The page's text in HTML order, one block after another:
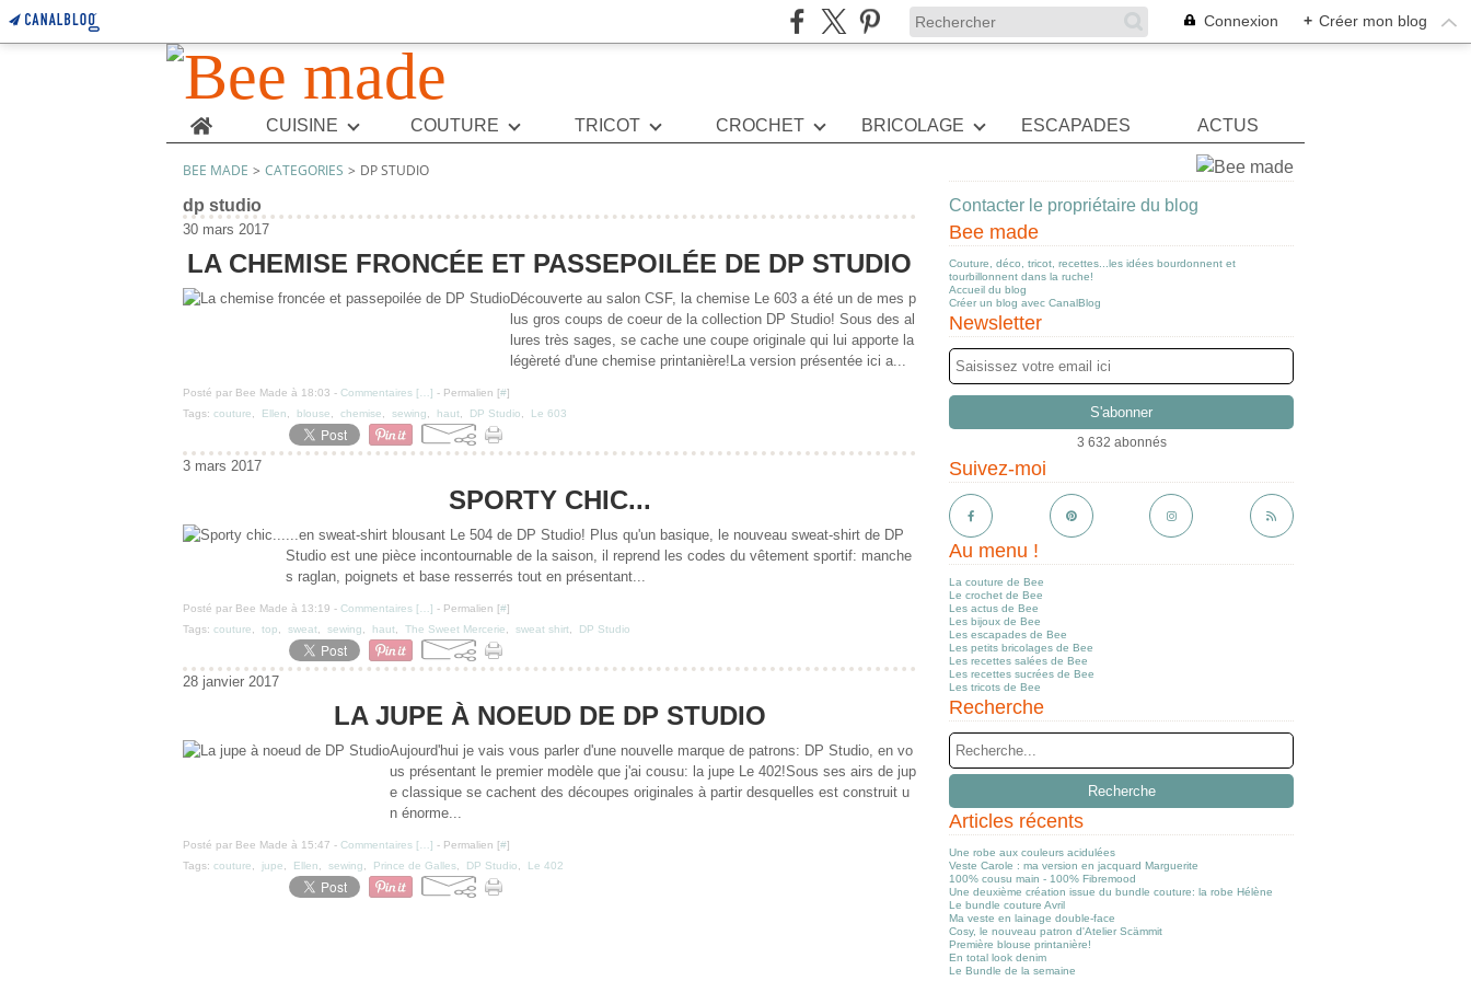
Connexion + Créer mon blog
Home CUISINE COUTURE TRICOT CROCHET BRICOLAGE ESCAPADES ACTUS
BEE MADE > CATEGORIES > DP STUDIO
dp studio
30 mars 2017
LA CHEMISE FRONCÉE ET PASSEPOILÉE DE DP STUDIO
Découverte au salon CSF, la chemise Le 603 a été un de mes p
lus gros coups de coeur de la collection DP Studio! Sous des al
lures très sages, se cache une coupe originale qui lui apporte la
légèreté d'une chemise printanière!La version présentée ici a...
Posté par Bee Made à 18:03 - Commentaires [ ] - Permalien [#]
Tags: couture Ellen blouse chemise sewing haut DP Studio Le 603
3 mars 2017
SPORTY CHIC...
...en sweat-shirt blousant Le 504 de DP Studio! Plus qu'un basique, le nouveau sweat-shirt de DP
Studio est une pièce incontournable de la saison, il reprend les codes du vêtement sportif: manche
s raglan, poignets et base resserrés tout en présentant...
Posté par Bee Made à 13:19 - Commentaires [ ] - Permalien [#]
Tags: couture top sweat sewing haut The Sweet Mercerie sweat shirt DP Studio
28 janvier 2017
LA JUPE À NOEUD DE DP STUDIO
Aujourd'hui je vais vous parler d'une nouvelle marque de patrons: DP Studio, en vo
us présentant le premier modèle que j'ai cousu: la jupe Le 402!Sous ses airs de jup
e classique se cachent des découpes originales à partir desquelles est construit u
n énorme...
Posté par Bee Made à 15:47 - Commentaires [ ] - Permalien [#]
Tags: couture jupe Ellen sewing Prince de Galles DP Studio Le 402
Contacter le propriétaire du blog
Bee made
Couture, déco, tricot, recettes...les idées bourdonnent et
tourbillonnent dans la ruche!
Accueil du blog
Créer un blog avec CanalBlog
Newsletter
3 632 abonnés
Suivez-moi
Au menu !
La couture de Bee
Le crochet de Bee
Les actus de Bee
Les bijoux de Bee
Les escapades de Bee
Les petits bricolages de Bee
Les recettes salées de Bee
Les recettes sucrées de Bee
Les tricots de Bee
Recherche
Articles récents
Une robe aux couleurs acidulées
Veste Carole : ma version en jacquard Marguerite
100% cousu main - 100% Fibremood
Une deuxième création issue du bundle couture: la robe Hélène
Le bundle couture Avril
Ma veste en lainage double-face
Cosy, le nouveau patron d'Atelier Scämmit
Première blouse printanière!
En total look denim
Le Bundle de la semaine